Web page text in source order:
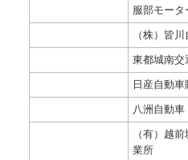
服部モー
（株）皆
東都城南交
日産自動
八洲自動車
（有）越
業所